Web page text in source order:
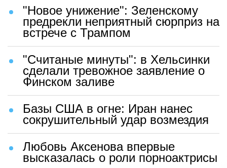
"Новое унижение": Зеленскому
предрекли неприятный сюрприз на
встрече с Трампом
"Считаные минуты": в Хельсинки
сделали тревожное заявление о
Финском заливе
Базы США в огне: Иран нанес
сокрушительный удар возмездия
Любовь Аксенова впервые
высказалась о роли порноактрисы